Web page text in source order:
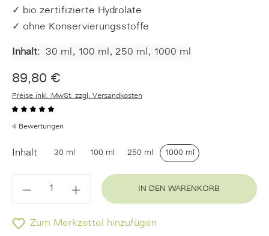
✓ bio zertifizierte Hydrolate
✓ ohne Konservierungsstoffe
Inhalt: 30 ml , 100 ml , 250 ml , 1000 ml
89,80 €
Preise inkl. MwSt. zzgl. Versandkosten
Durchschnittliche Bewertung von 5 von 5 Sternen
4 Bewertungen
Inhalt 30 ml 100 ml 250 ml 1000 ml
IN DEN WARENKORB
Zum Merkzettel hinzufügen